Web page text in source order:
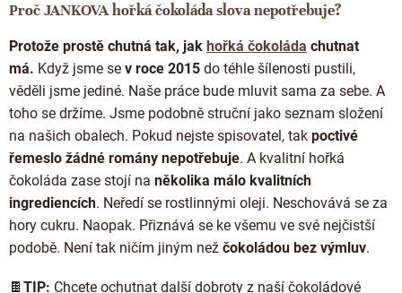
Proč JANKOVA hořká čokoláda slova nepotřebuje?
Protože prostě chutná tak, jak hořká čokoláda chutnat
má. Když jsme se v roce 2015 do téhle šílenosti pustili,
věděli jsme jediné. Naše práce bude mluvit sama za sebe. A
toho se držíme. Jsme podobně struční jako seznam složení
na našich obalech. Pokud nejste spisovatel, tak poctivé
řemeslo žádné romány nepotřebuje. A kvalitní hořká
čokoláda zase stojí na několika málo kvalitních
ingrediencích. Neředí se rostlinnými oleji. Neschovává se za
hory cukru. Naopak. Přiznává se ke všemu ve své nejčistší
podobě. Není tak ničím jiným než čokoládou bez výmluv.
🍫 TIP: Chcete ochutnat další dobroty z naší čokoládové